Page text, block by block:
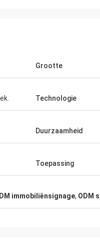
Dev Shu
Grootte
Technologie
Duurzaamheid
Toepassing
immobiliënsignage, ODM